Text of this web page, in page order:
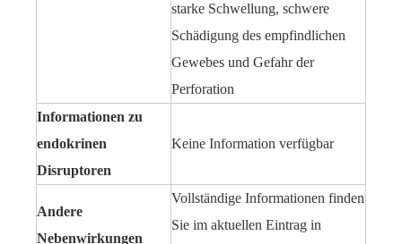
starke Schwellung, schwere
Schädigung des empfindlichen
Gewebes und Gefahr der
Perforation
Informationen zu
endokrinen
Disruptoren
Keine Information verfügbar
Andere
Nebenwirkungen
Vollständige Informationen finden
Sie im aktuellen Eintrag in